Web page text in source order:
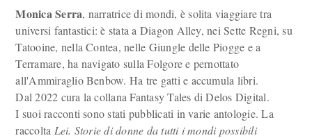
Monica Serra, narratrice di mondi, è solita viaggiare tra
universi fantastici: è stata a Diagon Alley, nei Sette Regni, su
Tatooine, nella Contea, nelle Giungle delle Piogge e a
Terramare, ha navigato sulla Folgore e pernottato
all'Ammiraglio Benbow. Ha tre gatti e accumula libri.
Dal 2022 cura la collana Fantasy Tales di Delos Digital.
I suoi racconti sono stati pubblicati in varie antologie. La
raccolta Lei. Storie di donne da tutti i mondi possibili